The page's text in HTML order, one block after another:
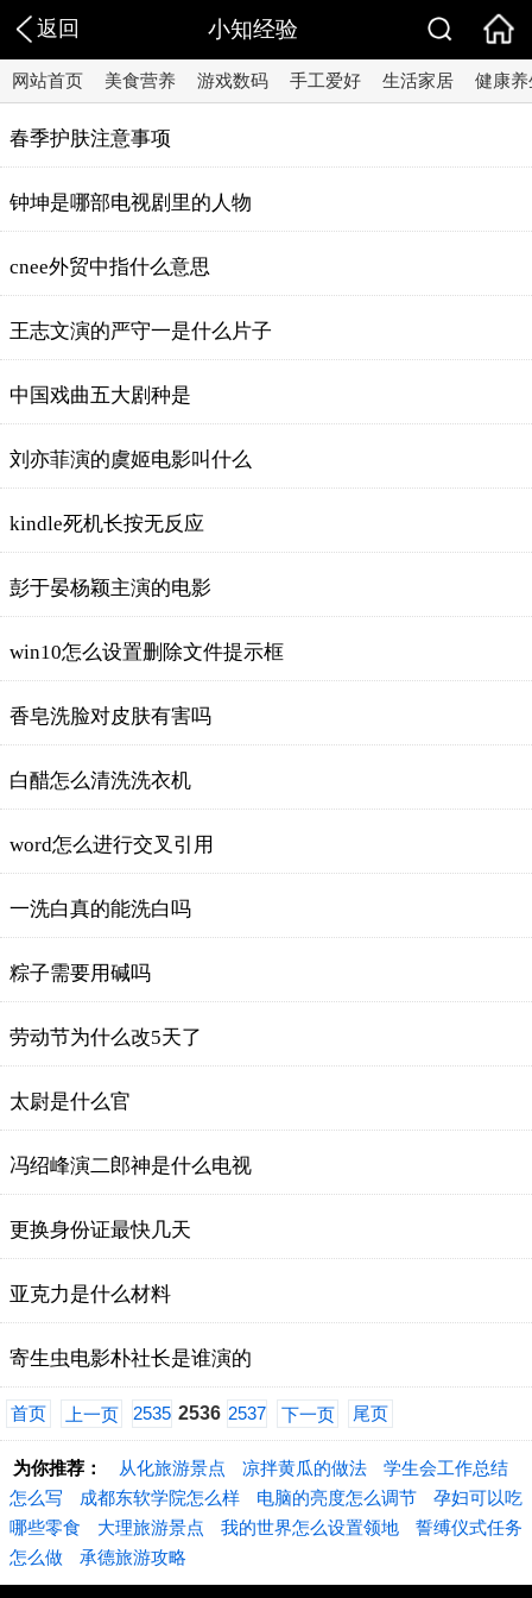
返回 小知经验
网站首页 美食营养 游戏数码 手工爱好 生活家居 健康养
春季护肤注意事项
钟坤是哪部电视剧里的人物
cnee外贸中指什么意思
王志文演的严守一是什么片子
中国戏曲五大剧种是
刘亦菲演的虞姬电影叫什么
kindle死机长按无反应
彭于晏杨颖主演的电影
win10怎么设置删除文件提示框
香皂洗脸对皮肤有害吗
白醋怎么清洗洗衣机
word怎么进行交叉引用
一洗白真的能洗白吗
粽子需要用碱吗
劳动节为什么改5天了
太尉是什么官
冯绍峰演二郎神是什么电视
更换身份证最快几天
亚克力是什么材料
寄生虫电影朴社长是谁演的
首页 上一页 2535 2536 2537 下一页 尾页
为你推荐： 从化旅游景点 凉拌黄瓜的做法
学生会工作总结
怎么写
成都东软学院怎么样 电脑的亮度怎么调节
孕妇可以吃
哪些零食
大理旅游景点 我的世界怎么设置领地
誓缚仪式任务
怎么做
承德旅游攻略